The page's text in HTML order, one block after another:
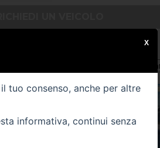
tuo consenso, anche per altre
informativa, continui senza
X